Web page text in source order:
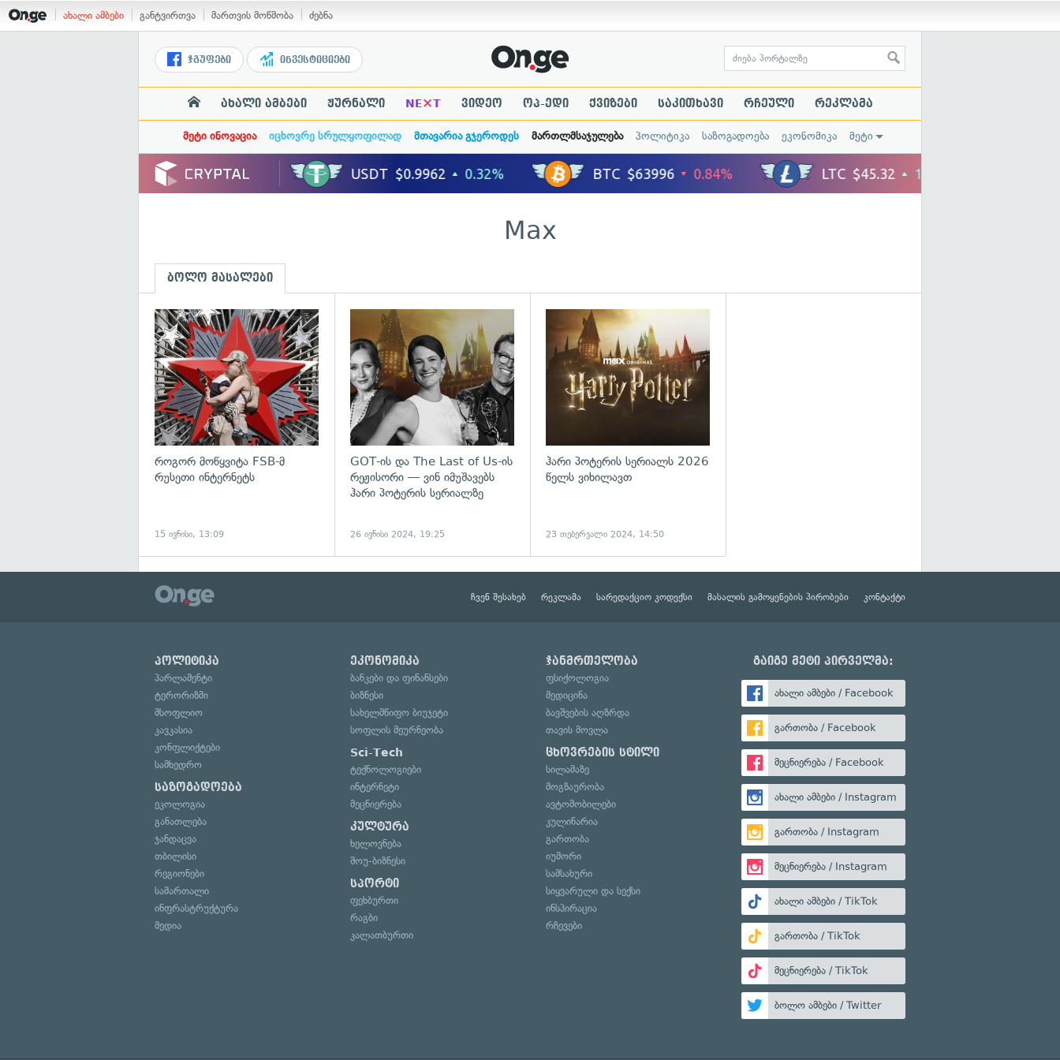
ახალი ამბები განტვირთვა მართვის მოწმობა ძებნა
ჯგუფები ინვესტიციები
ახალი ამბები ჟურნალი NE×T ვიდეო ოპ-ედი ქვიზები საკითხავი რჩეული რეკლამა
მეტი ინოვაცია იცხოვრე სრულყოფილად მთავარია გჯეროდეს მართლმსაჯულება პოლიტიკა საზოგადოება ეკონომიკა მეტი
Max
ბოლო მასალები
გადახედვა
როგორ მოწყვიტა FSB-მ
რუსეთი ინტერნეტს
15 ივნისი, 13:09
გადახედვა
GOT-ის და The Last of Us-ის
რეჟისორი — ვინ იმუშავებს
ჰარი პოტერის სერიალზე
26 ივნისი 2024, 19:25
ჰარი პოტერის სერიალს 2026
წელს ვიხილავთ
23 თებერვალი 2024, 14:50
ჩვენ შესახებ რეკლამა სარედაქციო კოდექსი მასალის გამოყენების პირობები კონტაქტი
პოლიტიკა
პარლამენტი
ტერორიზმი
მსოფლიო
კავკასია
კონფლიქტები
სამხედრო
საზოგადოება
ეკოლოგია
განათლება
ჯანდაცვა
თბილისი
რეგიონები
სამართალი
ინფრასტრუქტურა
მედია
ეკონომიკა
ბანკები და ფინანსები
ბიზნესი
სახელმწიფო ბიუჯეტი
სოფლის მეურნეობა
Sci-Tech
ტექნოლოგიები
ინტერნეტი
მეცნიერება
კულტურა
ხელოვნება
შოუ-ბიზნესი
სპორტი
ფეხბურთი
რაგბი
კალათბურთი
ჯანმრთელობა
ფსიქოლოგია
მედიცინა
ბავშვების აღზრდა
თავის მოვლა
ცხოვრების სტილი
სილამაზე
მოგზაურობა
ავტომობილები
კულინარია
გართობა
იუმორი
სამსახური
სიყვარული და სექსი
ინსპირაცია
რჩევები
გაიგე მეტი პირველმა:
ახალი ამბები / Facebook
გართობა / Facebook
მეცნიერება / Facebook
ახალი ამბები / Instagram
გართობა / Instagram
მეცნიერება / Instagram
ახალი ამბები / TikTok
გართობა / TikTok
მეცნიერება / TikTok
ბოლო ამბები / Twitter